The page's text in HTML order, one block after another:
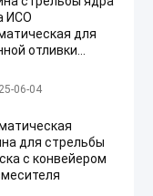
ИСО
для
отливки
стрельбы ядра песк
06-04
для стрельбы
с конвейером